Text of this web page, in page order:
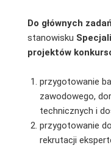
Do głównych
stanowisku
projektów
przygotowanie
zawodowego,
technicznych i
przygotowanie
rekrutacji